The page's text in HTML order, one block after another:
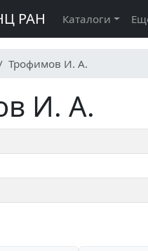
РАН Каталоги
Трофимов И. А.
И. А.